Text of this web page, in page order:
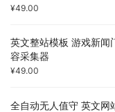
¥49.00
英文整站模板 游戏新闻
容采集器
¥49.00
全自动无人值守 英文网